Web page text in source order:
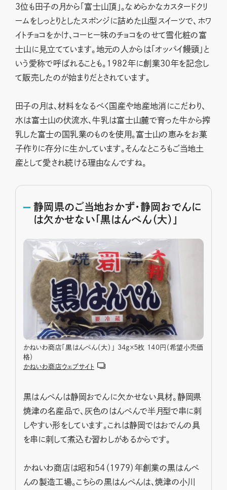
３位も田子の月から「富士山頂」。なめらかなカスタードクリ
ームをしっとりとしたスポンジに詰めた山型スイーツで、ホワ
イトチョコをかけ、コーヒー味のチョコをのせて雪化粧の富
士山に見立てています。地元の人からは「オッパイ饅頭」と
いう愛称で呼ばれることも。1982年に創業30年を記念し
て販売したのが始まりだとされています。
田子の月は、材料をなるべく国産や地産地消にこだわり、
水は富士山の伏流水、牛乳は富士山麓で育った牛から搾
乳した富士の国乳業のものを使用。富士山の恵みをお菓
子作りに存分に生かしています。そんなところもご当地土
産として愛され続ける理由なんですね。
静岡県のご当地おかず・静岡おでんに
は欠かせない「黒はんぺん（大）」
かねいわ商店「黒はんぺん（大）」 34g×５枚 140円（希望小売価
格）
かねいわ商店ウェブサイト
黒はんぺんは静岡おでんに欠かせない具材。静岡県
焼津の名産品で、灰色のはんぺんで半月型で串に刺
しやすい形をしています。これは静岡ではおでんの具
を串に刺して煮込む習わしがあるからです。
かねいわ商店は昭和54（1979）年創業の黒はんぺ
んの製造工場。こちらの黒はんぺんは、焼津の小川